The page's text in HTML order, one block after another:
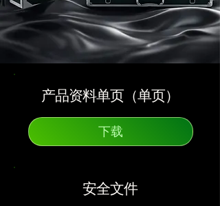
产品资料单页（单页）
下载
安全文件